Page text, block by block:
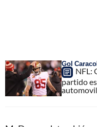
Gol
NFL:
partido